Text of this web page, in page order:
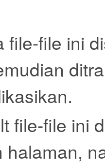
file-file ini
file-file ini
halaman,